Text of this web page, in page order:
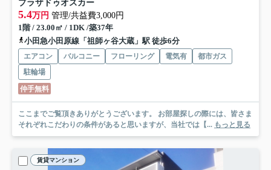
プラザドゥオスカー
5.4万円 管理/共益費3,000円
1階 / 23.00㎡ / 1DK /築37年
小田急小田原線「祖師ヶ谷大蔵」駅 徒歩6分
エアコン バルコニー フローリング 電気有
都市ガス
駐輪場
仲手無料
ここまでご覧頂きありがとうございます。 お部屋探しの際には、皆さま
それぞれこだわりの条件があると思いますが、当社では【... もっと見る
賃貸マンション